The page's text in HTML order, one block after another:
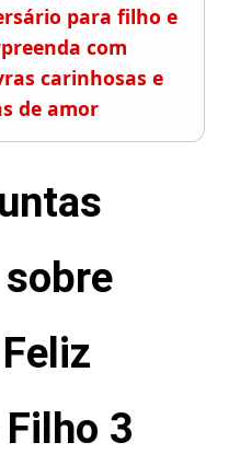
para filho e
com
carinhosas e
de amor
3